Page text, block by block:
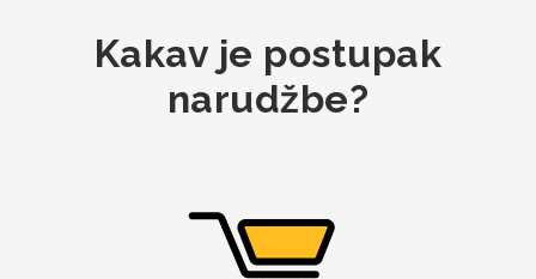
Kakav je postupak
narudžbe?
MarbleMania
Crtani filmovi